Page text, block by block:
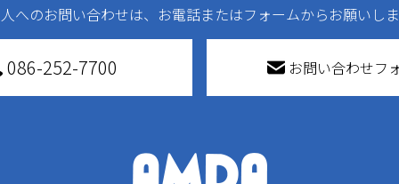
へのお問い合わせは、お電話またはフォームからお願いしま
086-252-7700 お問い合わせフ